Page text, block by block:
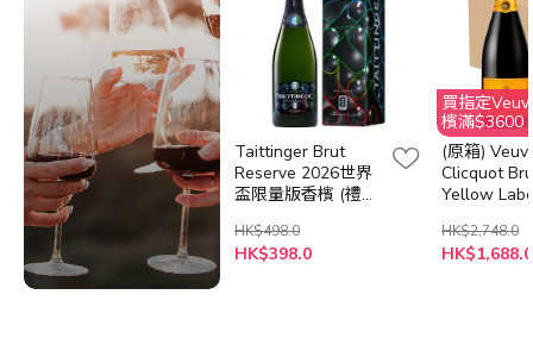
Taittinger Brut
Reserve 2026世界
盃限量版香檳 (禮盒
HK$498.0
HK$398.0
買指定
檳滿$3600
Clicquot 美
@Aqua
(原箱)
Clicquot
Yellow
HK$2,748.0
HK$1,688.0